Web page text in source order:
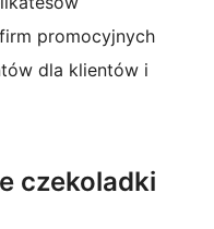
promocyjnych
dla klientów i
czekoladki